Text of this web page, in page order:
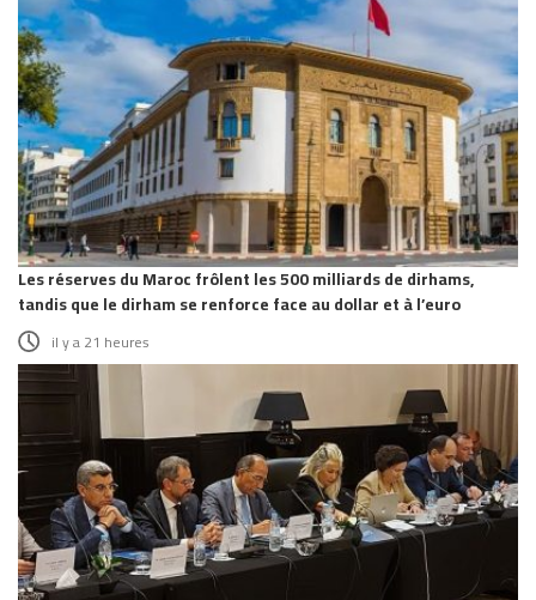
Les réserves du Maroc frôlent les 500 milliards de dirhams,
tandis que le dirham se renforce face au dollar et à l’euro
il y a 21 heures